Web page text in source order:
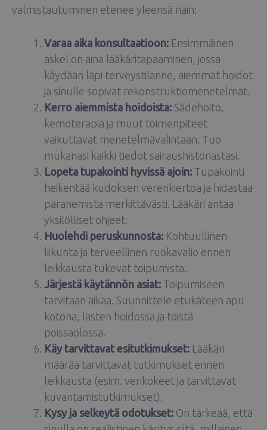
valmistautuminen etenee yleensä näin:
Varaa aika konsultaatioon: Ensimmäinen
askel on aina lääkäritapaaminen, jossa
käydään läpi terveystilanne, aiemmat hoidot
ja sinulle sopivat rekonstruktiomenetelmät.
Kerro aiemmista hoidoista: Sädehoito,
kemoterapia ja muut toimenpiteet
vaikuttavat menetelmävalintaan. Tuo
mukanasi kaikki tiedot sairaushistoriastasi.
Lopeta tupakointi hyvissä ajoin: Tupakointi
heikentää kudoksen verenkiertoa ja hidastaa
paranemista merkittävästi. Lääkäri antaa
yksilölliset ohjeet.
Huolehdi peruskunnosta: Kohtuullinen
liikunta ja terveellinen ruokavalio ennen
leikkausta tukevat toipumista.
Järjestä käytännön asiat: Toipumiseen
tarvitaan aikaa. Suunnittele etukäteen apu
kotona, lasten hoidossa ja töistä
poissaolossa.
Käy tarvittavat esitutkimukset: Lääkäri
määrää tarvittavat tutkimukset ennen
leikkausta (esim. verikokeet ja tarvittavat
kuvantamistutkimukset).
Kysy ja selkeytä odotukset: On tärkeää, että